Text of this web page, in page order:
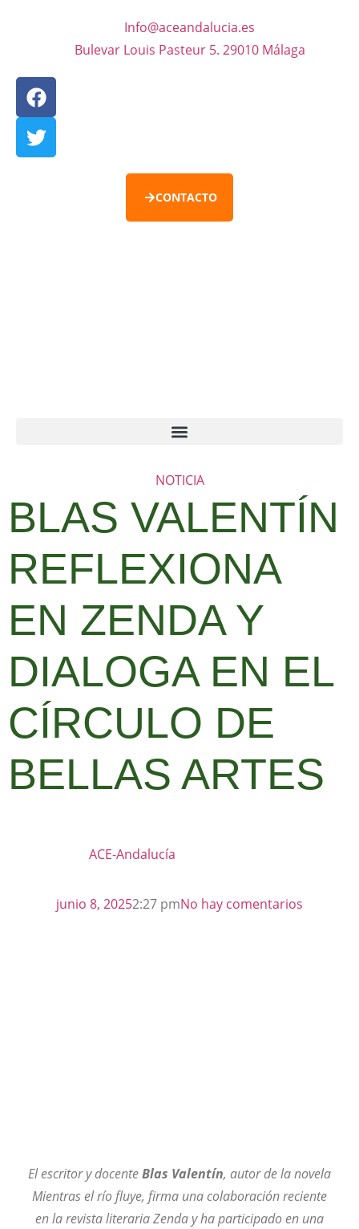
Info@aceandalucia.es
Bulevar Louis Pasteur 5. 29010 Málaga
CONTACTO
NOTICIA
BLAS VALENTÍN
REFLEXIONA
EN ZENDA Y
DIALOGA EN EL
CÍRCULO DE
BELLAS ARTES
ACE-Andalucía
junio 8, 20252:27 pmNo hay comentarios
El escritor y docenteBlas Valentín, autor de la novela
Mientras el río fluye, firma una colaboración reciente
en la revista literaria Zenda y ha participado en una